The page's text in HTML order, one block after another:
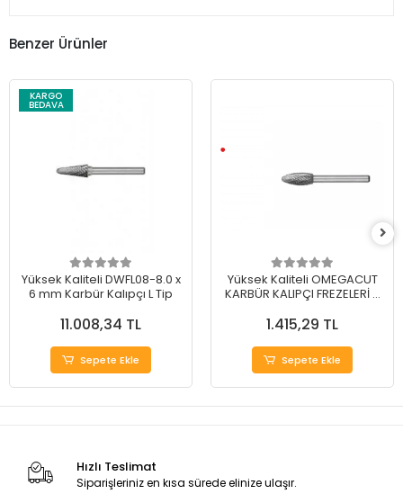
Benzer Ürünler
KARGO
BEDAVA
Yüksek Kaliteli DWFL08-8.0 x
6 mm Karbür Kalıpçı L Tip
11.008,34 TL
Sepete Ekle
Yüksek Kaliteli OMEGACUT
KARBÜR KALIPÇI FREZELERİ H
1.415,29 TL
Sepete Ekle
Hızlı Teslimat
Siparişleriniz en kısa sürede elinize ulaşır.